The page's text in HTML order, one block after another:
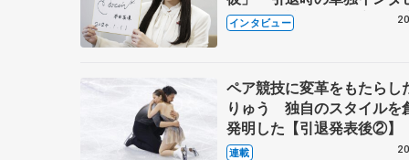
で語った競技人生や家族、
これからの夢…
インタビュー
ペア競技に変革をもたらし
りゅう 独自のスタイルを
発明した【引退発表後②】
連載